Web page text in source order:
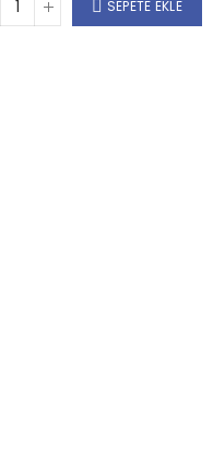
SEPETE EKLE